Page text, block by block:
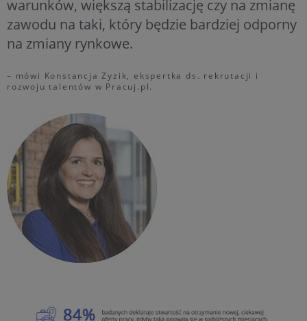
warunków, większą stabilizację czy na zmianę
zawodu na taki, który będzie bardziej odporny
na zmiany rynkowe.
– mówi Konstancja Zyzik, ekspertka ds. rekrutacji i
rozwoju talentów w Pracuj.pl.